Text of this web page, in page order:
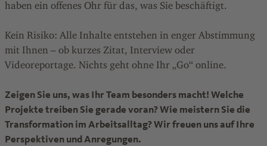
haben ein offenes Ohr für das, was Sie beschäftigt.
Kein Risiko: Alle Inhalte entstehen in enger Abstimmung
mit Ihnen – ob kurzes Zitat, Interview oder
Videoreportage. Nichts geht ohne Ihr „Go“ online.
Zeigen Sie uns, was Ihr Team besonders macht! Welche
Projekte treiben Sie gerade voran? Wie meistern Sie die
Transformation im Arbeitsalltag? Wir freuen uns auf Ihre
Perspektiven und Anregungen.